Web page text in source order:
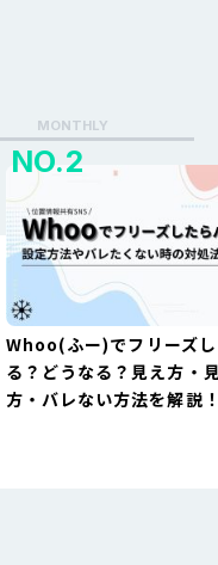
MONTHLY
Whoo(ふー)でフリーズ
る？どうなる？見え方・
方・バレない方法を解説